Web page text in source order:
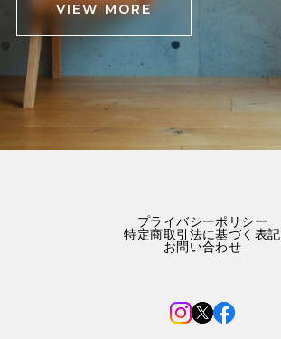
VIEW MORE
プライバシーポリシー
特定商取引法に基づく表記
お問い合わせ